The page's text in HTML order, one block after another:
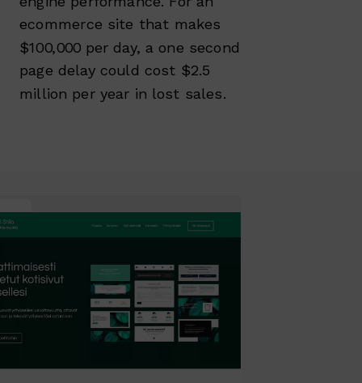
ecommerce site that makes
$100,000 per day, a one second
page delay could cost $2.5
million per year in lost sales.